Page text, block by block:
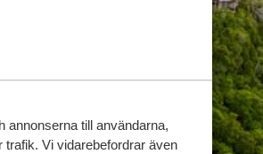
annonserna till användarna,
Vi vidarebefordrar även